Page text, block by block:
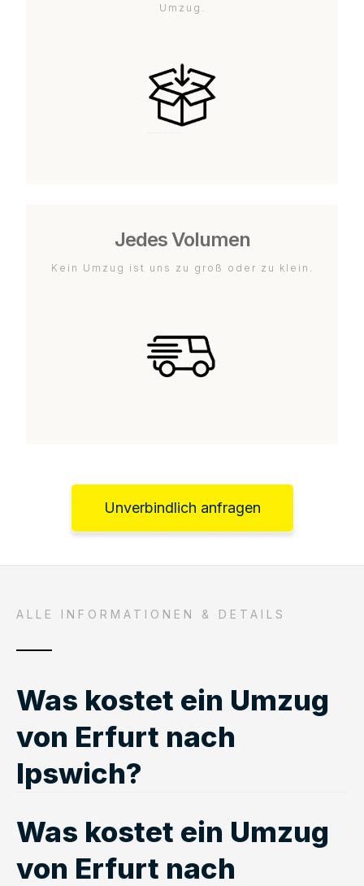
Umzug.
Jedes Volumen
Kein Umzug ist uns zu groß oder zu klein.
Unverbindlich anfragen
ALLE INFORMATIONEN & DETAILS
Was kostet ein Umzug
von Erfurt nach
Ipswich?
Was kostet ein Umzug
von Erfurt nach